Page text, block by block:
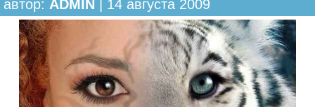
автор: ADMIN | 14 августа 2009